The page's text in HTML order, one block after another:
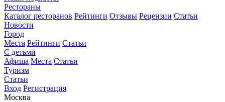
Рестораны
Каталог ресторанов Рейтинги Отзывы Рецензии Статьи
Новости
Город
Места Рейтинги Статьи
С детьми
Афиша Места Статьи
Туризм
Статьи
Вход Регистрация
Москва